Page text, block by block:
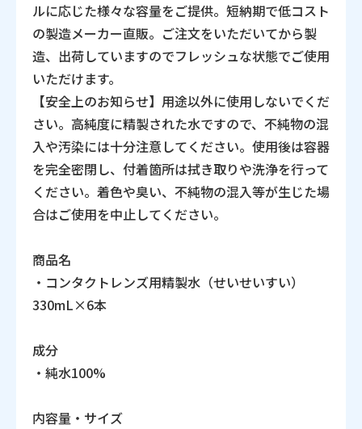
ルに応じた様々な容量をご提供。短納期で低コスト
の製造メーカー直販。ご注文をいただいてから製
造、出荷していますのでフレッシュな状態でご使用
いただけます。
【安全上のお知らせ】用途以外に使用しないでくだ
さい。高純度に精製された水ですので、不純物の混
入や汚染には十分注意してください。使用後は容器
を完全密閉し、付着箇所は拭き取りや洗浄を行って
ください。着色や臭い、不純物の混入等が生じた場
合はご使用を中止してください。
商品名
・コンタクトレンズ用精製水（せいせいすい）
330mL×6本
成分
・純水100%
内容量・サイズ